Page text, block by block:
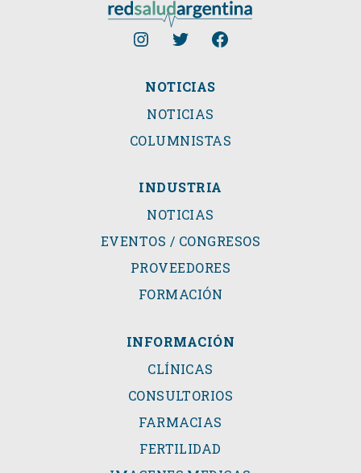
NOTICIAS
NOTICIAS
COLUMNISTAS
INDUSTRIA
NOTICIAS
EVENTOS / CONGRESOS
PROVEEDORES
FORMACIÓN
INFORMACIÓN
CLÍNICAS
CONSULTORIOS
FARMACIAS
FERTILIDAD